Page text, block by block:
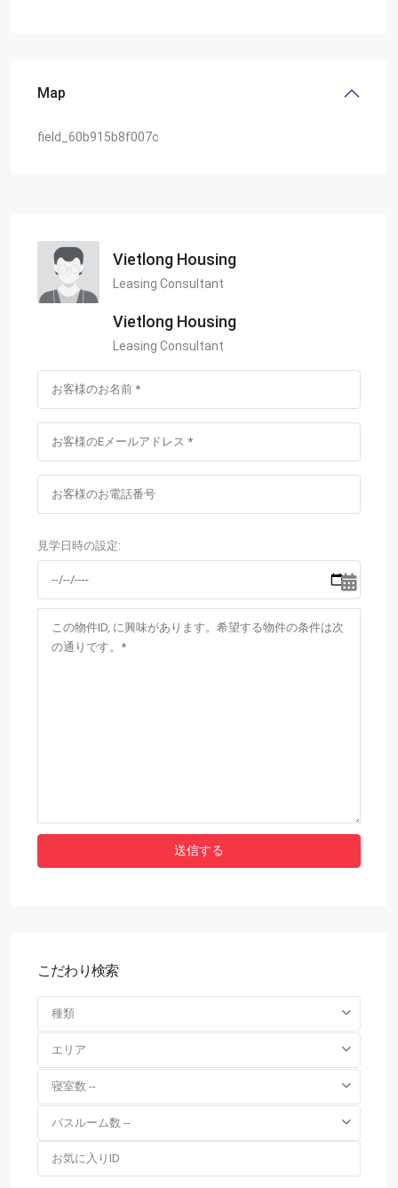
Map
field_60b915b8f007c
Vietlong Housing
Leasing Consultant
Vietlong Housing
Leasing Consultant
見学日時の設定:
こだわり検索
種類
エリア
寝室数 --
バスルーム数 --